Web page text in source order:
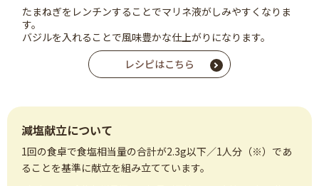
たまねぎをレンチンすることでマリネ液がしみやすくなりま
す。
バジルを入れることで風味豊かな仕上がりになります。
レシピはこちら
減塩献立について
1回の食卓で食塩相当量の合計が2.3g以下／1人分（※）であ
ることを基準に献立を組み立てています。